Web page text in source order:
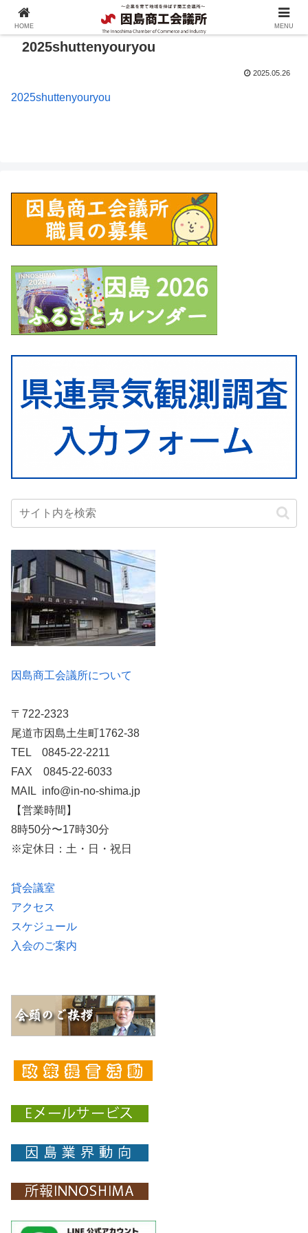
2025shuttenyouryou
2025.05.26
2025shuttenyouryou
因島商工会議所について
〒722-2323
尾道市因島土生町1762-38
TEL 0845-22-2211
FAX 0845-22-6033
MAIL info@in-no-shima.jp
【営業時間】
8時50分〜17時30分
※定休日：土・日・祝日
貸会議室
アクセス
スケジュール
入会のご案内
HOME MENU